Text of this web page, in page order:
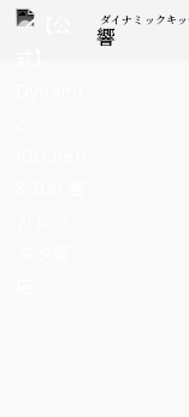
ダイナミックキ
響